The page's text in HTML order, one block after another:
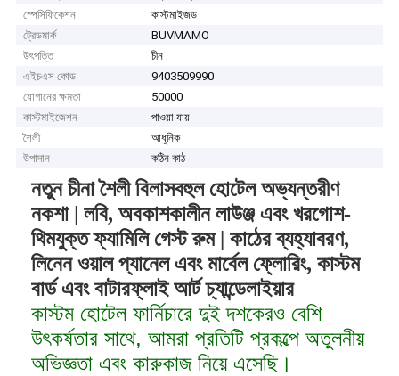
স্পেসিফিকেশন
কাস্টমাইজড
ট্রেডমার্ক
BUVMAMO
উৎপত্তি
চীন
এইচএস কোড
9403509990
যোগানের ক্ষমতা
50000
কাস্টমাইজেশন
পাওয়া যায়
শৈলী
আধুনিক
উপাদান
কঠিন কাঠ
নতুন চীনা শৈলী বিলাসবহুল হোটেল অভ্যন্তরীণ
নকশা | লবি, অবকাশকালীন লাউঞ্জ এবং খরগোশ-
থিমযুক্ত ফ্যামিলি গেস্ট রুম | কাঠের ব্যহ্যাবরণ,
লিনেন ওয়াল প্যানেল এবং মার্বেল ফ্লোরিং, কাস্টম
বার্ড এবং বাটারফ্লাই আর্ট চ্যান্ডেলাইয়ার
কাস্টম হোটেল ফার্নিচারে দুই দশকেরও বেশি
উৎকর্ষতার সাথে, আমরা প্রতিটি প্রকল্পে অতুলনীয়
অভিজ্ঞতা এবং কারুকাজ নিয়ে এসেছি।